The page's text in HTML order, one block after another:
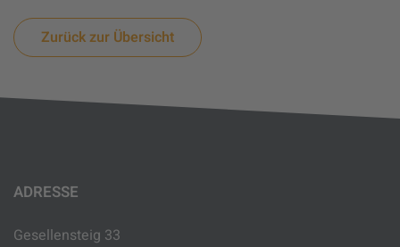
Zurück zur Übersicht
ADRESSE
Gesellensteig 33